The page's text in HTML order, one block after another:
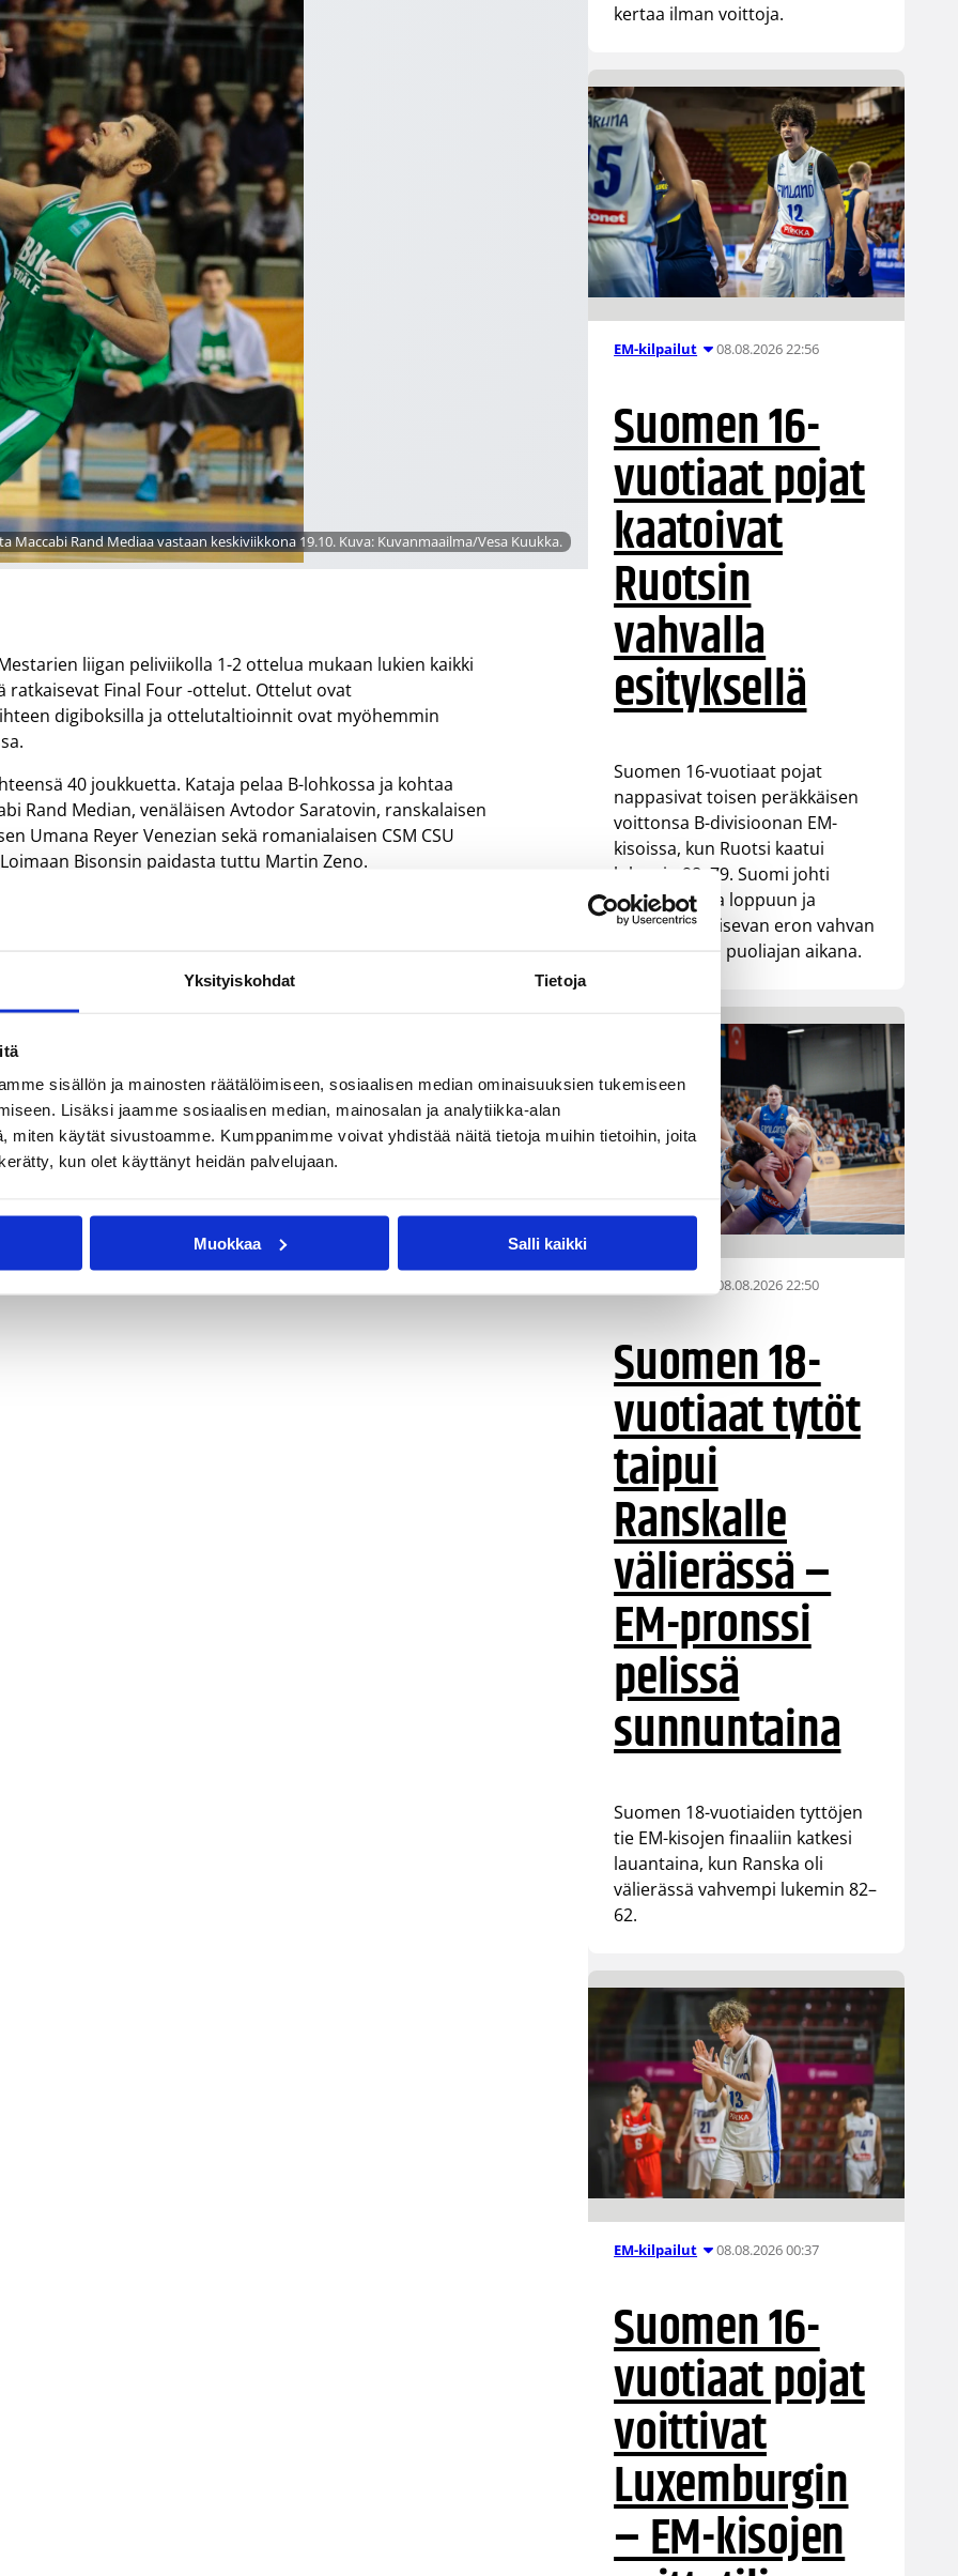
Yksityiskohdat Tietoja
sisällön ja mainosten räätälöimiseen, sosiaalisen median ominaisuuksien tukemiseen
Lisäksi jaamme sosiaalisen median, mainosalan ja analytiikka-alan
miten käytät sivustoamme. Kumppanimme voivat yhdistää näitä tietoja muihin tietoihin, joita
kun olet käyttänyt heidän palvelujaan.
Muokkaa Salli kaikki
Rand Mediaa vastaan keskiviikkona 19.10. Kuva: Kuvanmaailma/Vesa Kuukka.
liigan peliviikolla 1-2 ottelua mukaan lukien kaikki
ratkaisevat Final Four -ottelut. Ottelut ovat
digiboksilla ja ottelutaltioinnit ovat myöhemmin
40 joukkuetta. Kataja pelaa B-lohkossa ja kohtaa
Rand Median, venäläisen Avtodor Saratovin, ranskalaisen
Umana Reyer Venezian sekä romanialaisen CSM CSU
Bisonsin paidasta tuttu Martin Zeno.
Katajan lisäksi Ranskan ”suomalaisjoukkue”, Erik Murphyn,
Strasbourg. Strasbourg aloittaa D-lohkon ottelut tiistaina
Gordon Herbertin luotsaama saksalaisjoukkue Fraport
Monacon.
kertaa ilman voittoja.
EM-kilpailut 08.08.2026 22:56
Suomen 16-
vuotiaat pojat
kaatoivat
Ruotsin
vahvalla
esityksellä
Suomen 16-vuotiaat pojat
nappasivat toisen peräkkäisen
voittonsa B-divisioonan EM-
kisoissa, kun Ruotsi kaatui
lukemin 98–79. Suomi johti
ottelua alusta loppuun ja
rakensi ratkaisevan eron vahvan
ensimmäisen puoliajan aikana.
08.08.2026 22:50
Suomen 18-
vuotiaat tytöt
taipui
Ranskalle
välierässä –
EM-pronssi
pelissä
sunnuntaina
Suomen 18-vuotiaiden tyttöjen
tie EM-kisojen finaaliin katkesi
lauantaina, kun Ranska oli
välierässä vahvempi lukemin 82–
62.
EM-kilpailut 08.08.2026 00:37
Suomen 16-
vuotiaat pojat
voittivat
Luxemburgin
– EM-kisojen